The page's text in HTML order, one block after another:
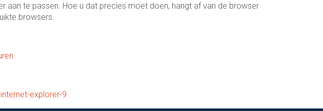
aan te passen. Hoe u dat precies moet doen, hangt af van de browser
browsers.
explorer-9